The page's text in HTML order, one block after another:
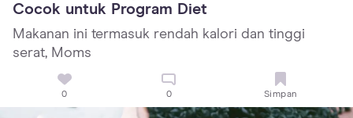
Cocok untuk Program Diet
Makanan ini termasuk rendah kalori dan tinggi
serat, Moms
0 0 Simpan